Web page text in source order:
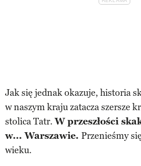
Jak się jednak okazuje, historia
w naszym kraju zatacza szersze
stolica Tatr.W przeszłości
w... Warszawie. Przenieśmy
wieku.